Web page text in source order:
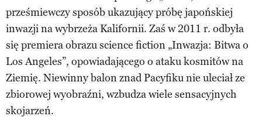
prześmiewczy sposób ukazujący próbę japońskiej
inwazji na wybrzeża Kalifornii. Zaś w 2011 r. odbyła
się premiera obrazu science fiction „Inwazja: Bitwa o
Los Angeles”, opowiadającego o ataku kosmitów na
Ziemię. Niewinny balon znad Pacyfiku nie uleciał ze
zbiorowej wyobraźni, wzbudza wiele sensacyjnych
skojarzeń.